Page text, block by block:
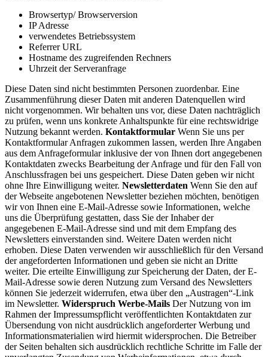
Browsertyp/ Browserversion
IP Adresse
verwendetes Betriebssystem
Referrer URL
Hostname des zugreifenden Rechners
Uhrzeit der Serveranfrage
Diese Daten sind nicht bestimmten Personen zuordenbar. Eine
Zusammenführung dieser Daten mit anderen Datenquellen wird
nicht vorgenommen. Wir behalten uns vor, diese Daten nachträglich
zu prüfen, wenn uns konkrete Anhaltspunkte für eine rechtswidrige
Nutzung bekannt werden. Kontaktformular Wenn Sie uns per
Kontaktformular Anfragen zukommen lassen, werden Ihre Angaben
aus dem Anfrageformular inklusive der von Ihnen dort angegebenen
Kontaktdaten zwecks Bearbeitung der Anfrage und für den Fall von
Anschlussfragen bei uns gespeichert. Diese Daten geben wir nicht
ohne Ihre Einwilligung weiter. Newsletterdaten Wenn Sie den auf
der Webseite angebotenen Newsletter beziehen möchten, benötigen
wir von Ihnen eine E-Mail-Adresse sowie Informationen, welche
uns die Überprüfung gestatten, dass Sie der Inhaber der
angegebenen E-Mail-Adresse sind und mit dem Empfang des
Newsletters einverstanden sind. Weitere Daten werden nicht
erhoben. Diese Daten verwenden wir ausschließlich für den Versand
der angeforderten Informationen und geben sie nicht an Dritte
weiter. Die erteilte Einwilligung zur Speicherung der Daten, der E-
Mail-Adresse sowie deren Nutzung zum Versand des Newsletters
können Sie jederzeit widerrufen, etwa über den „Austragen“-Link
im Newsletter. Widerspruch Werbe-Mails Der Nutzung von im
Rahmen der Impressumspflicht veröffentlichten Kontaktdaten zur
Übersendung von nicht ausdrücklich angeforderter Werbung und
Informationsmaterialien wird hiermit widersprochen. Die Betreiber
der Seiten behalten sich ausdrücklich rechtliche Schritte im Falle der